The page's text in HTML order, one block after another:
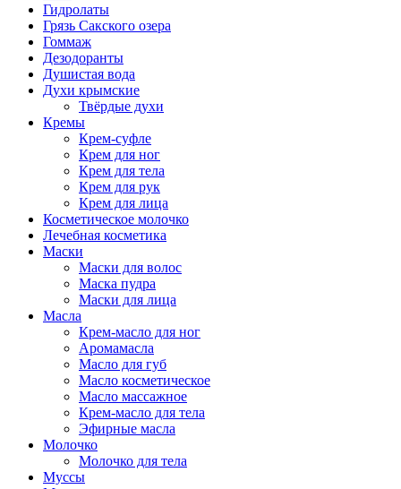
Гидролаты
Грязь Сакского озера
Гоммаж
Дезодоранты
Душистая вода
Духи крымские
Твёрдые духи
Кремы
Крем-суфле
Крем для ног
Крем для тела
Крем для рук
Крем для лица
Косметическое молочко
Лечебная косметика
Маски
Маски для волос
Маска пудра
Маски для лица
Масла
Крем-масло для ног
Аромамасла
Масло для губ
Масло косметическое
Масло массажное
Крем-масло для тела
Эфирные масла
Молочко
Молочко для тела
Муссы